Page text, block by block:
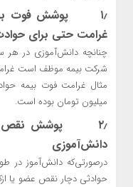
۱٫ پوشش فوت
غرامت حتی برای
چنانچه دانش‌آموزی در هر
شرکت بیمه موظف است
میلیون تومان بوده است.
۲٫
پوشش نقص
دانش‌آموزی
درصورتی‌که دانش‌آموز در
حوادثی دچار نقص عضو یا